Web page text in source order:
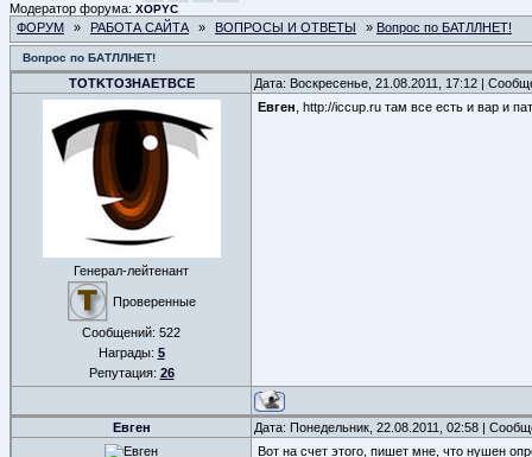
Модератор форума: XOPYC
ФОРУМ » РАБОТА САЙТА » ВОПРОСЫ И ОТВЕТЫ » Вопрос по БАТЛЛНЕТ!
Вопрос по БАТЛЛНЕТ!
TOTKTO3HAETBCE Дата: Воскресенье, 21.08.2011, 17:12 |
Генерал-лейтенант
Проверенные
Сообщений: 522
Награды: 5
Репутация: 26
Евген , http://iccup.ru там все есть и вар и
Евген Дата: Понедельник, 22.08.2011, 02:58 |
Вот на счет этого, пишет мне, что нушен